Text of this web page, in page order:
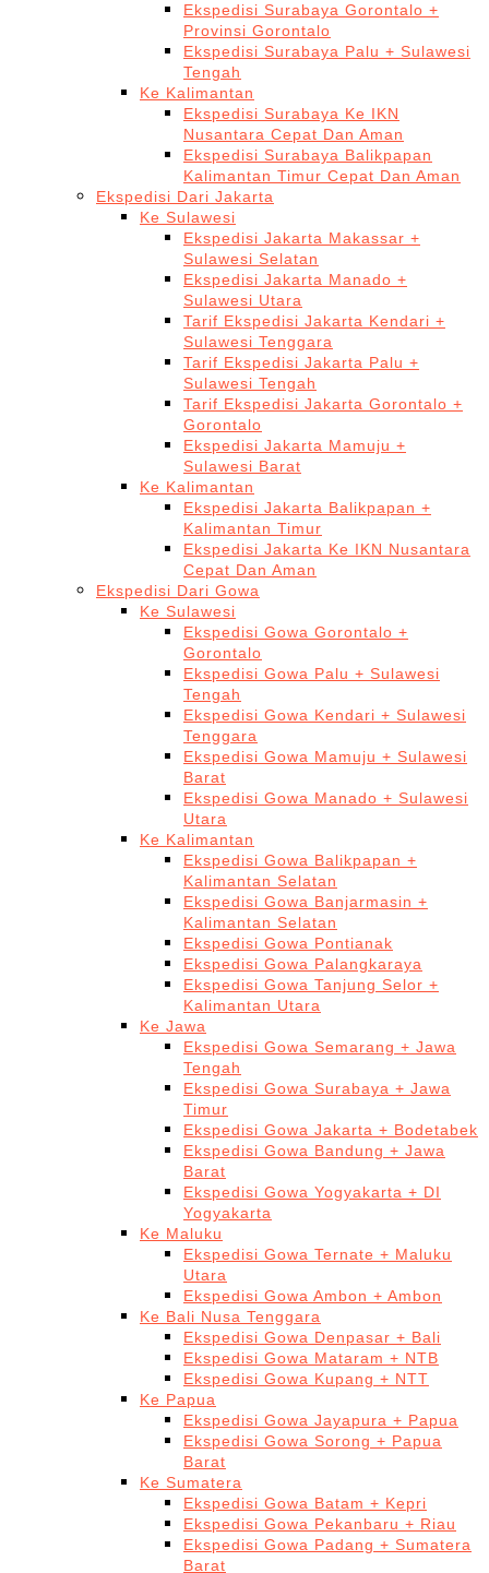
Ekspedisi Surabaya Gorontalo +
Provinsi Gorontalo
Ekspedisi Surabaya Palu + Sulawesi
Tengah
Ke Kalimantan
Ekspedisi Surabaya Ke IKN
Nusantara Cepat Dan Aman
Ekspedisi Surabaya Balikpapan
Kalimantan Timur Cepat Dan Aman
Ekspedisi Dari Jakarta
Ke Sulawesi
Ekspedisi Jakarta Makassar +
Sulawesi Selatan
Ekspedisi Jakarta Manado +
Sulawesi Utara
Tarif Ekspedisi Jakarta Kendari +
Sulawesi Tenggara
Tarif Ekspedisi Jakarta Palu +
Sulawesi Tengah
Tarif Ekspedisi Jakarta Gorontalo +
Gorontalo
Ekspedisi Jakarta Mamuju +
Sulawesi Barat
Ke Kalimantan
Ekspedisi Jakarta Balikpapan +
Kalimantan Timur
Ekspedisi Jakarta Ke IKN Nusantara
Cepat Dan Aman
Ekspedisi Dari Gowa
Ke Sulawesi
Ekspedisi Gowa Gorontalo +
Gorontalo
Ekspedisi Gowa Palu + Sulawesi
Tengah
Ekspedisi Gowa Kendari + Sulawesi
Tenggara
Ekspedisi Gowa Mamuju + Sulawesi
Barat
Ekspedisi Gowa Manado + Sulawesi
Utara
Ke Kalimantan
Ekspedisi Gowa Balikpapan +
Kalimantan Selatan
Ekspedisi Gowa Banjarmasin +
Kalimantan Selatan
Ekspedisi Gowa Pontianak
Ekspedisi Gowa Palangkaraya
Ekspedisi Gowa Tanjung Selor +
Kalimantan Utara
Ke Jawa
Ekspedisi Gowa Semarang + Jawa
Tengah
Ekspedisi Gowa Surabaya + Jawa
Timur
Ekspedisi Gowa Jakarta + Bodetabek
Ekspedisi Gowa Bandung + Jawa
Barat
Ekspedisi Gowa Yogyakarta + DI
Yogyakarta
Ke Maluku
Ekspedisi Gowa Ternate + Maluku
Utara
Ekspedisi Gowa Ambon + Ambon
Ke Bali Nusa Tenggara
Ekspedisi Gowa Denpasar + Bali
Ekspedisi Gowa Mataram + NTB
Ekspedisi Gowa Kupang + NTT
Ke Papua
Ekspedisi Gowa Jayapura + Papua
Ekspedisi Gowa Sorong + Papua
Barat
Ke Sumatera
Ekspedisi Gowa Batam + Kepri
Ekspedisi Gowa Pekanbaru + Riau
Ekspedisi Gowa Padang + Sumatera
Barat